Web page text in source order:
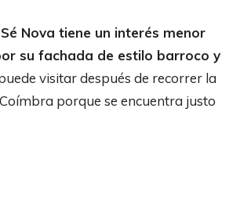
Sé Nova tiene un interés menor
su fachada de estilo barroco y
visitar después de recorrer la
porque se encuentra justo